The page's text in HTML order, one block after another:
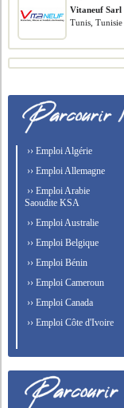
Vitaneuf Sarl
Tunis, Tunisie
›› Emploi Algérie
›› Emploi Allemagne
›› Emploi Arabie
Saoudite KSA
›› Emploi Australie
›› Emploi Belgique
›› Emploi Bénin
›› Emploi Cameroun
›› Emploi Canada
›› Emploi Côte d'Ivoire